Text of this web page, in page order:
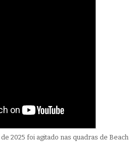
2025 foi agitado nas quadras de Beach